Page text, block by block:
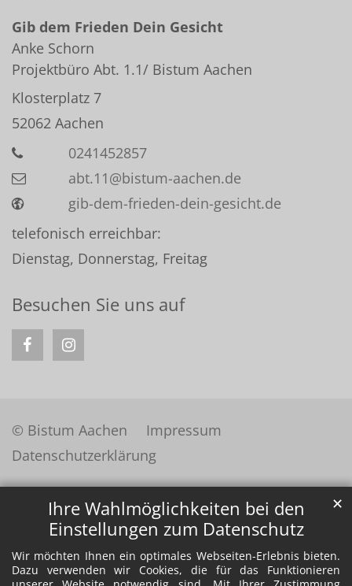
Ihre Wahlmöglichkeiten bei den
Einstellungen zum Datenschutz
Wir möchten Ihnen ein optimales Webseiten-Erlebnis bieten.
Dazu verwenden wir Cookies, die für das Funktionieren
✕
Gib dem Frieden Dein Gesicht
Anke Schorn
Projektbüro Abt. 1.1/ Bistum Aachen
Klosterplatz 7
52062 Aachen
0241452857
abt.11@bistum-aachen.de
gib-dem-frieden-dein-gesicht.de
telefonisch erreichbar:
Dienstag, Donnerstag, Freitag
Besuchen Sie uns auf
© Bistum Aachen
Impressum
Datenschutzerklärung